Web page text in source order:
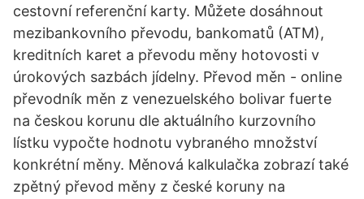
cestovní referenční karty. Můžete dosáhnout
mezibankovního převodu, bankomatů (ATM),
kreditních karet a převodu měny hotovosti v
úrokových sazbách jídelny. Převod měn - online
převodník měn z venezuelského bolivar fuerte
na českou korunu dle aktuálního kurzovního
lístku vypočte hodnotu vybraného množství
konkrétní měny. Měnová kalkulačka zobrazí také
zpětný převod měny z české koruny na